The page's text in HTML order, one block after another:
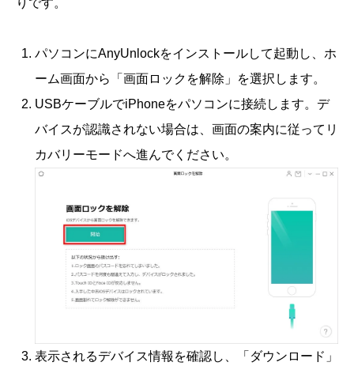
りです。
パソコンにAnyUnlockをインストールして起動し、ホ
ーム画面から「画面ロックを解除」を選択します。
USBケーブルでiPhoneをパソコンに接続します。デ
バイスが認識されない場合は、画面の案内に従ってリ
カバリーモードへ進んでください。
表示されるデバイス情報を確認し、「ダウンロード」